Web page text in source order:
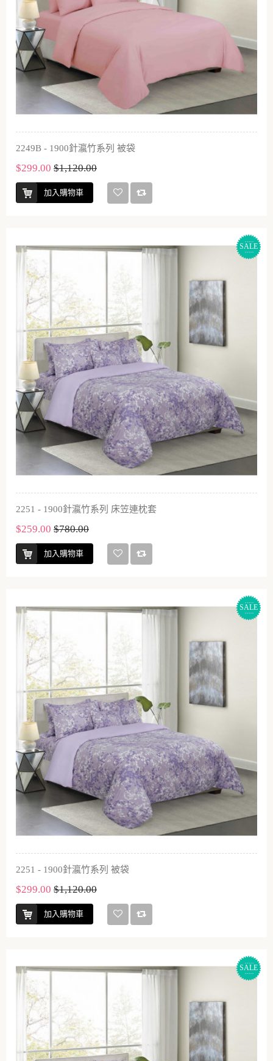
2249B - 1900針瀛竹系列 被袋
$299.00 $1,120.00
加入購物車
SALE
2251 - 1900針瀛竹系列 床笠連枕套
$259.00 $780.00
加入購物車
SALE
2251 - 1900針瀛竹系列 被袋
$299.00 $1,120.00
加入購物車
SALE